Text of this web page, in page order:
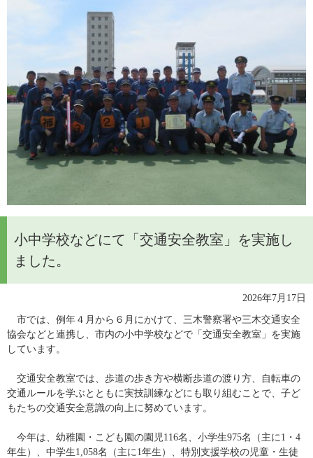
小中学校などにて「交通安全教室」を実施し
ました。
2026年7月17日
市では、例年４月から６月にかけて、三木警察署や三木交通安全
協会などと連携し、市内の小中学校などで「交通安全教室」を実施
しています。
交通安全教室では、歩道の歩き方や横断歩道の渡り方、自転車の
交通ルールを学ぶとともに実技訓練などにも取り組むことで、子ど
もたちの交通安全意識の向上に努めています。
今年は、幼稚園・こども園の園児116名、小学生975名（主に1・4
年生）、中学生1,058名（主に1年生）、特別支援学校の児童・生徒